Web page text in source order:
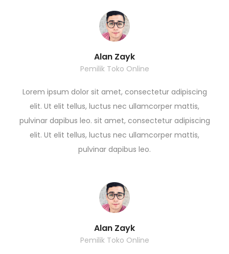
Alan Zayk
Pemilik Toko Online
Lorem ipsum dolor sit amet, consectetur adipiscing
elit. Ut elit tellus, luctus nec ullamcorper mattis,
pulvinar dapibus leo. sit amet, consectetur adipiscing
elit. Ut elit tellus, luctus nec ullamcorper mattis,
pulvinar dapibus leo.
Alan Zayk
Pemilik Toko Online